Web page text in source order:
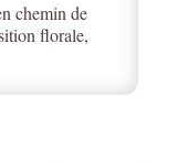
chemin de
florale,